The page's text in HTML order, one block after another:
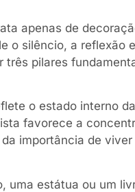
apenas de
o silêncio, a reflexão
três pilares
o estado interno
favorece a
importância de
uma estátua ou um